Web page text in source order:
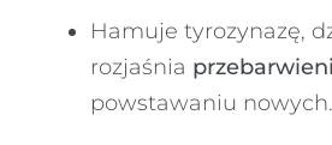
Hamuje tyrozynazę,
rozjaśnia
powstawaniu nowych.